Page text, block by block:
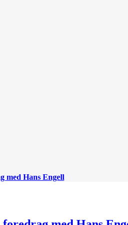
med Hans Engell